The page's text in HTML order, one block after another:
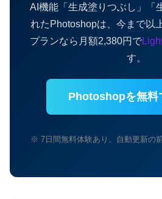
AI機能「生成塗りつぶし」「
れたPhotoshopは、今まで以
プランなら月額2,380円で
す。
Photoshopを無料
※ 7日間無料体験あり。自動更新の